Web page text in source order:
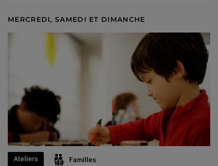
MERCREDI, SAMEDI ET DIMANCHE
Ateliers Familles